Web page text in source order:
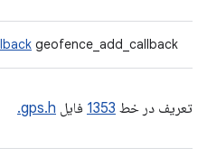
geofence_add_callback
تعریف در خط 1353 فایل gps.h.